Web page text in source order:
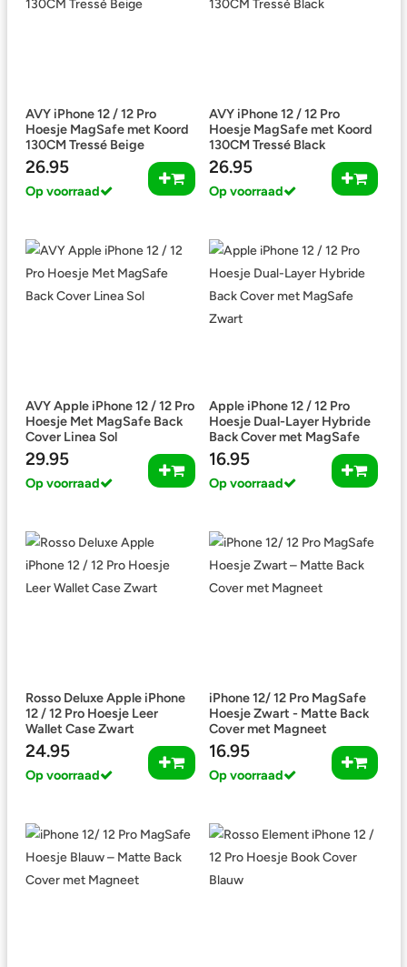
AVY iPhone 12 / 12 Pro
Hoesje MagSafe met Koord
130CM Tressé Beige
26.95
Op voorraad
AVY iPhone 12 / 12 Pro
Hoesje MagSafe met Koord
130CM Tressé Black
26.95
Op voorraad
AVY Apple iPhone 12 / 12 Pro
Hoesje Met MagSafe Back
Cover Linea Sol
29.95
Op voorraad
Apple iPhone 12 / 12 Pro
Hoesje Dual-Layer Hybride
Back Cover met MagSafe
Zwart
16.95
Op voorraad
Rosso Deluxe Apple iPhone
12 / 12 Pro Hoesje Leer
Wallet Case Zwart
24.95
Op voorraad
iPhone 12/ 12 Pro MagSafe
Hoesje Zwart - Matte Back
Cover met Magneet
16.95
Op voorraad